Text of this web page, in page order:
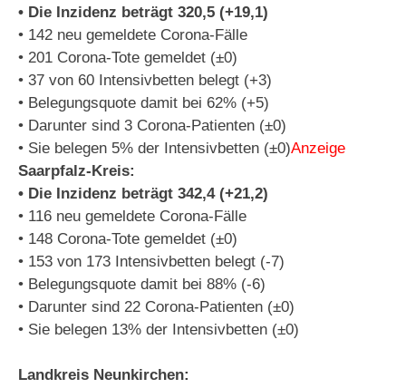
• Die Inzidenz beträgt 320,5 (+19,1)
• 142 neu gemeldete Corona-Fälle
• 201 Corona-Tote gemeldet (±0)
• 37 von 60 Intensivbetten belegt (+3)
• Belegungsquote damit bei 62% (+5)
• Darunter sind 3 Corona-Patienten (±0)
• Sie belegen 5% der Intensivbetten (±0)Anzeige
Saarpfalz-Kreis:
• Die Inzidenz beträgt 342,4 (+21,2)
• 116 neu gemeldete Corona-Fälle
• 148 Corona-Tote gemeldet (±0)
• 153 von 173 Intensivbetten belegt (-7)
• Belegungsquote damit bei 88% (-6)
• Darunter sind 22 Corona-Patienten (±0)
• Sie belegen 13% der Intensivbetten (±0)
Landkreis Neunkirchen: